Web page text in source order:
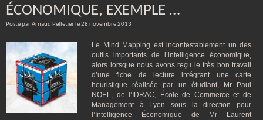
ÉCONOMIQUE, EXEMPLE …
Posté par Arnaud Pelletier le 28 novembre 2013
Le Mind Mapping est incontestablement un des
outils importants de l’intelligence économique,
alors lorsque nous avons reçu le très bon travail
d’une fiche de lecture intégrant une carte
heuristique réalisée par un étudiant, Mr Paul
NOEL, de l’IDRAC, École de Commerce et de
Management à Lyon sous la direction pour
l’Intelligence Économique de Mr Laurent